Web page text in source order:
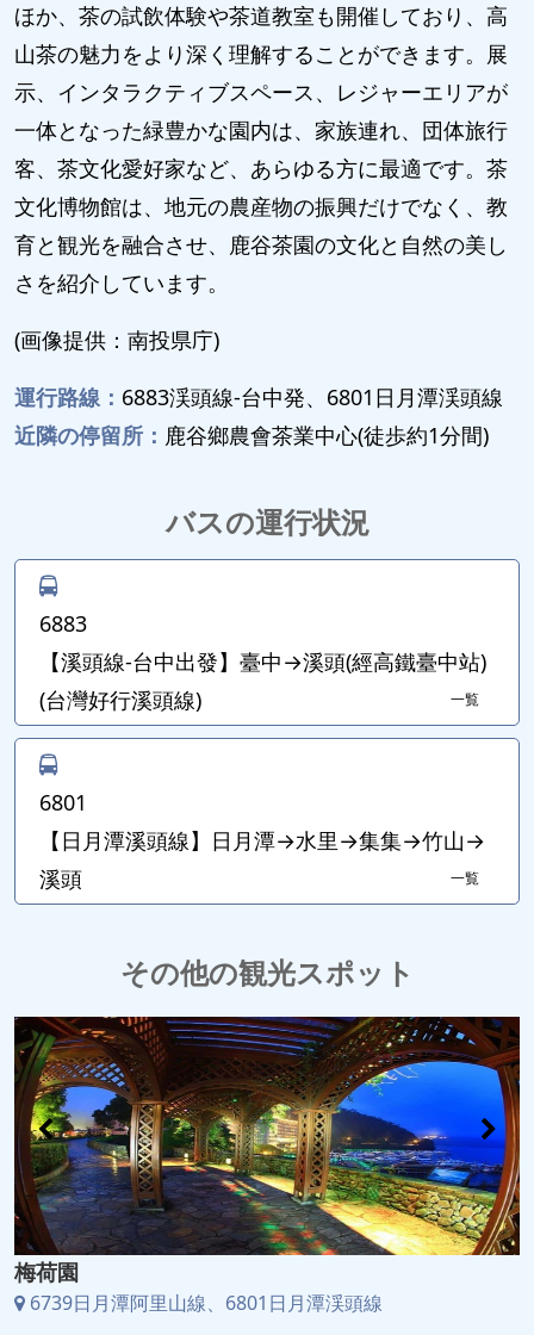
ほか、茶の試飲体験や茶道教室も開催しており、高
山茶の魅力をより深く理解することができます。展
示、インタラクティブスペース、レジャーエリアが
一体となった緑豊かな園内は、家族連れ、団体旅行
客、茶文化愛好家など、あらゆる方に最適です。茶
文化博物館は、地元の農産物の振興だけでなく、教
育と観光を融合させ、鹿谷茶園の文化と自然の美し
さを紹介しています。
(画像提供：南投県庁)
運行路線： 6883渓頭線-台中発、6801日月潭渓頭線
近隣の停留所： 鹿谷鄉農會茶業中心(徒歩約1分間)
バスの運行状況
6883
【溪頭線-台中出發】臺中→溪頭(經高鐵臺中站)
(台灣好行溪頭線)
一覧
6801
【日月潭溪頭線】日月潭→水里→集集→竹山→
溪頭
一覧
その他の観光スポット
梅荷園
6739日月潭阿里山線、6801日月潭渓頭線